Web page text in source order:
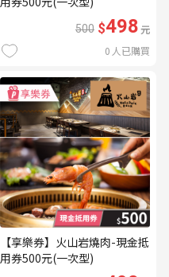
500 $498元
0 人已購買
【享樂券】火山岩燒肉-現金抵
用券500元(一次型)